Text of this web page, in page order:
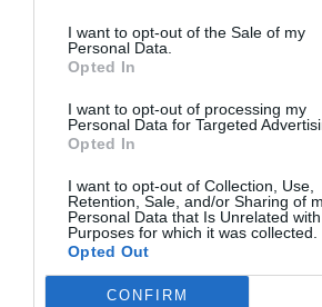
I want to opt-out of the Sale of my
Personal Data.
Opted In
I want to opt-out of processing my
Personal Data for Targeted
Opted In
I want to opt-out of Collection, Use,
Retention, Sale, and/or Sharing of
Personal Data that Is Unrelated
Purposes for which it was collected.
Opted Out
CONFIRM